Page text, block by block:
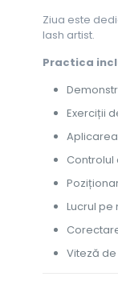
Ziua este
lash artist.
Practica
Exerciții
Aplicarea
Lucrul
Viteză